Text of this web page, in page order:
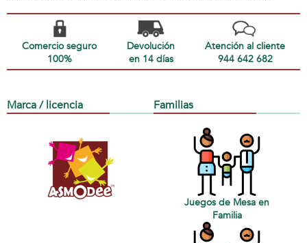
Comercio seguro
100%
Devolución
en 14 días
Atención al cliente
944 642 682
Marca / licencia Familias
Juegos de Mesa en
Familia